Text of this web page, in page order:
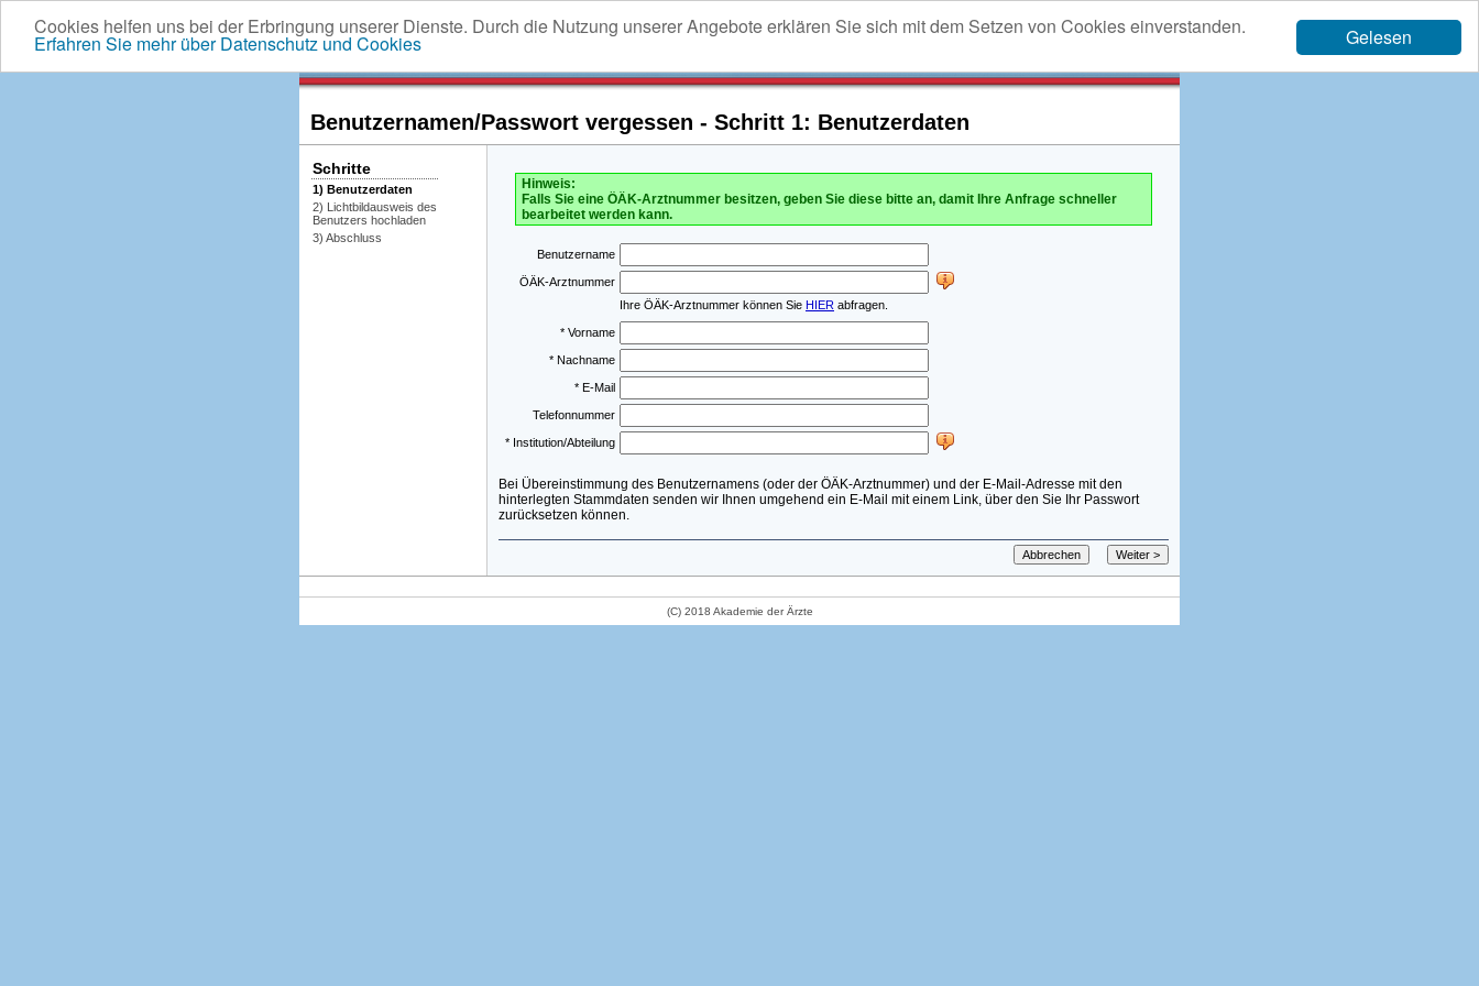
Gelesen
Cookies helfen uns bei der Erbringung unserer Dienste. Durch die Nutzung unserer Angebote erklären Sie sich mit dem Setzen von Cookies einverstanden.
Erfahren Sie mehr über Datenschutz und Cookies
Benutzernamen/Passwort vergessen - Schritt 1: Benutzerdaten
Schritte
1) Benutzerdaten
2) Lichtbildausweis des
Benutzers hochladen
3) Abschluss
Hinweis:
Falls Sie eine ÖÄK-Arztnummer besitzen, geben Sie diese bitte an, damit Ihre Anfrage schneller
bearbeitet werden kann.
Benutzername
ÖÄK-Arztnummer
Ihre ÖÄK-Arztnummer können Sie HIER abfragen.
* Vorname
* Nachname
* E-Mail
Telefonnummer
* Institution/Abteilung
Bei Übereinstimmung des Benutzernamens (oder der ÖÄK-Arztnummer) und der E-Mail-Adresse mit den
hinterlegten Stammdaten senden wir Ihnen umgehend ein E-Mail mit einem Link, über den Sie Ihr Passwort
zurücksetzen können.
(C) 2018 Akademie der Ärzte